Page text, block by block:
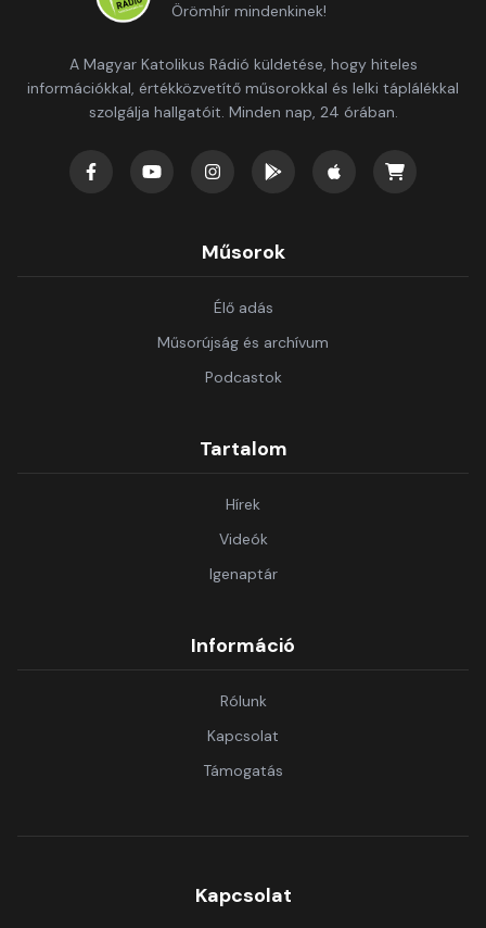
Örömhír mindenkinek!
A Magyar Katolikus Rádió küldetése, hogy hiteles
információkkal, értékközvetítő műsorokkal és lelki táplálékkal
szolgálja hallgatóit. Minden nap, 24 órában.
Műsorok
Élő adás
Műsorújság és archívum
Podcastok
Tartalom
Hírek
Videók
Igenaptár
Információ
Rólunk
Kapcsolat
Támogatás
Kapcsolat